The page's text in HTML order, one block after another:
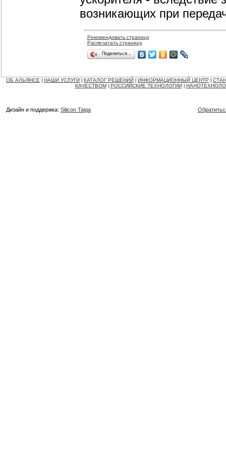
возникающих при
Рекомендовать страницу
Распечатать страницу
Поделиться…
ОБ АЛЬЯНСЕ НАШИ УСЛУГИ КАТАЛОГ РЕШЕНИЙ ИНФОРМАЦИОННЫЙ ЦЕНТР
КАЧЕСТВОМ
РОССИЙСКИЕ ТЕХНОЛОГИИ
Дизайн и поддержка: Silicon Taiga